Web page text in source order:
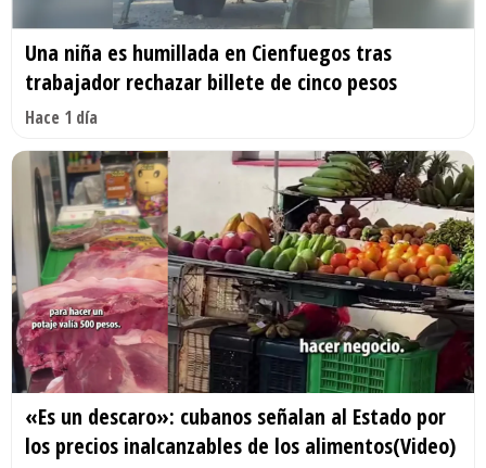
Una niña es humillada en Cienfuegos tras
trabajador rechazar billete de cinco pesos
Hace 1 día
«Es un descaro»: cubanos señalan al Estado por
los precios inalcanzables de los alimentos(Video)